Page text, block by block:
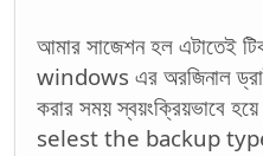
আমার সাজেশন হল এটাতেই
windows এর অরজিনাল
করার সময় স্বয়ংক্রিয়ভাবে
selest the backup type